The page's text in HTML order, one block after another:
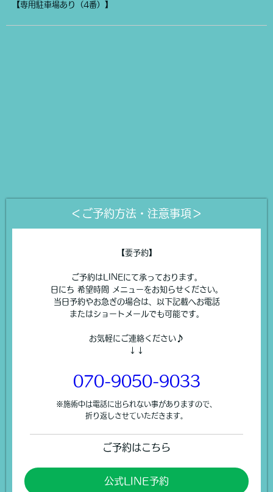
【専用駐車場あり（4番）】
＜ご予約方法・注意事項＞
【要予約】
ご予約はLINEにて承っております。
日にち 希望時間 メニューをお知らせください。
当日予約やお急ぎの場合は、以下記載へお電話
またはショートメールでも可能です。
お気軽にご連絡ください♪
↓↓
070-9050-9033
※施術中は電話に出られない事がありますので、
折り返しさせていただきます。
ご予約はこちら
公式LINE予約